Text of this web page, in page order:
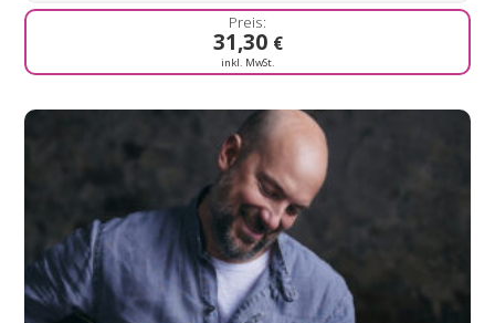
31,30 €
inkl. MwSt.